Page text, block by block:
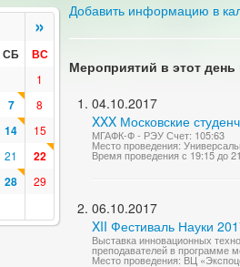
»
СБ ВС
1
7
8
14
15
21 22
28 29
Добавить информацию в
Мероприятий в этот день
04.10.2017
XXX Московские
МГАФК-Ф - РЭУ Счет: 105:63
Место проведения:
Время проведения с 19:15 до
06.10.2017
XII Фестиваль Науки
Выставка инновационных
преподавателей в программе
Место проведения: ВЦ